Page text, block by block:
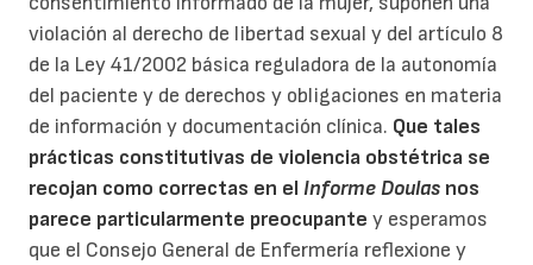
violación al derecho de libertad sexual y del artículo 8
de la Ley 41/2002 básica reguladora de la autonomía
del paciente y de derechos y obligaciones en materia
de información y documentación clínica. Que tales
prácticas constitutivas de violencia obstétrica se
recojan como correctas en el Informe Doulas nos
parece particularmente preocupante y esperamos
que el Consejo General de Enfermería reflexione y